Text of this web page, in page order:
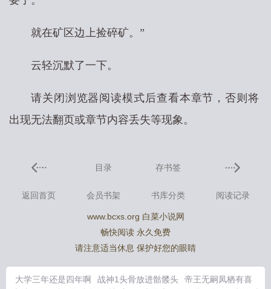
就在矿区边上捡碎矿。”
云轻沉默了一下。
请关闭浏览器阅读模式后查看本章节，否则将
出现无法翻页或章节内容丢失等现象。
目录 存书签
返回首页 会员书架 书库分类 阅读记录
www.bcxs.org 白菜小说网
畅快阅读 永久免费
请注意适当休息 保护好您的眼睛
大学三年还是四年啊 战神1头骨放进骷髅头
帝王无嗣凤栖有喜